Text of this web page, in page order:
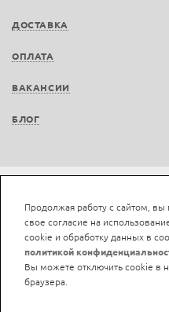
ДОСТАВКА
ОПЛАТА
ВАКАНСИИ
БЛОГ
Политика конфиденциальности.
Продолжая работу с сайтом, вы
свое согласие на
cookie и обработку данных в
политикой
Вы можете отключить cookie в
браузера.